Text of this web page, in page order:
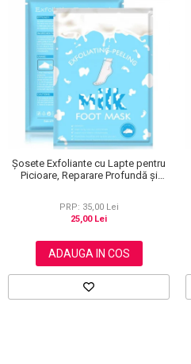
Șosete Exfoliante cu Lapte pentru
Picioare, Reparare Profundă și
PRP: 35,00 Lei
25,00 Lei
ADAUGA IN COS